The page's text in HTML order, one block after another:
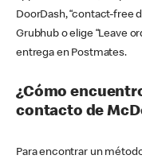
DoorDash, “contact-free
Grubhub o elige “Leave
entrega en Postmates.
¿Cómo
contacto de
Para encontrar un